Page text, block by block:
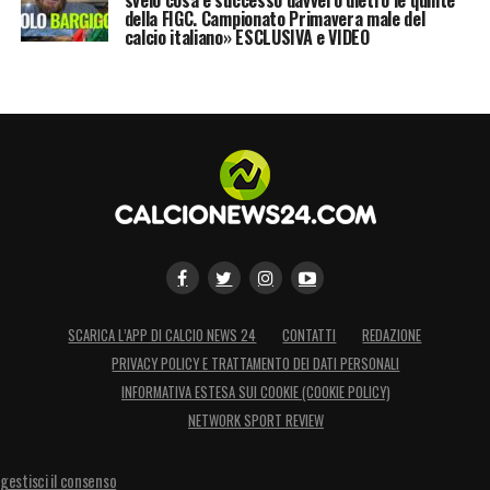
lottatore indomitoche, fino alla fine, ha
onorato il calcio italiano.
Gracias por todo, Pedrito.L’Olimpico non ti
della FIGC. Campionato Primavera male del
calcio italiano» ESCLUSIVA e VIDEO
SCARICA L’APP DI CALCIO NEWS 24 CONTATTI
REDAZIONE
PRIVACY POLICY E TRATTAMENTO DEI DATI PERSONALI
INFORMATIVA ESTESA SUI COOKIE (COOKIE POLICY)
NETWORK SPORT REVIEW
gestisci il consenso